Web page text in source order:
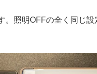
。照明OFFの全く同じ設